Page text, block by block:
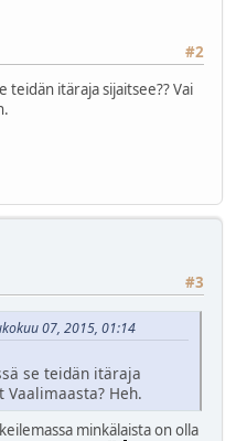
#2
teidän itäraja sijaitsee?? Vai
#3
07, 2015, 01:14
se teidän itäraja
Vaalimaasta? Heh.
minkälaista on olla